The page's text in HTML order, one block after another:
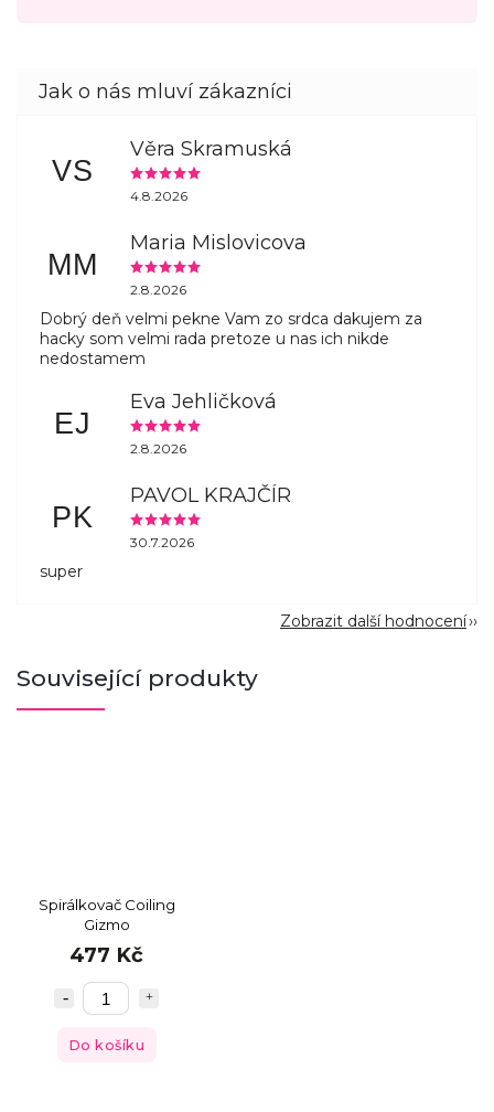
VS
Věra Skramuská
4.8.2026
MM
Maria Mislovicova
2.8.2026
Dobrý deň velmi pekne Vam zo srdca dakujem za
hacky som velmi rada pretoze u nas ich nikde
nedostamem
EJ
Eva Jehličková
2.8.2026
PK
PAVOL KRAJČÍR
30.7.2026
super
Zobrazit další hodnocení
Související produkty
Spirálkovač Coiling
Gizmo
477 Kč
Do košíku